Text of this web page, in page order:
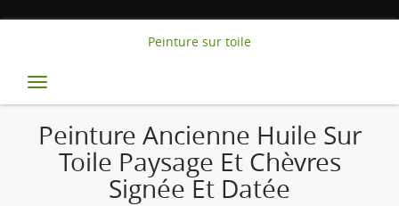
Peinture sur toile
Toggle
navigation
Peinture Ancienne Huile Sur
Toile Paysage Et Chèvres
Signée Et Datée